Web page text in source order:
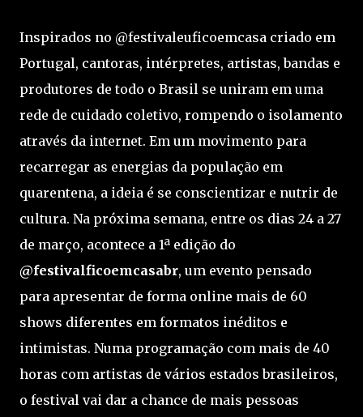
Inspirados no @festivaleuficoemcasa criado em
Portugal, cantoras, intérpretes, artistas, bandas e
produtores de todo o Brasil se uniram em uma
rede de cuidado coletivo, rompendo o isolamento
através da internet. Em um movimento para
recarregar as energias da população em
quarentena, a ideia é se conscientizar e nutrir de
cultura. Na próxima semana, entre os dias 24 a 27
de março, acontece a 1ª edição do
@festivalficoemcasabr, um evento pensado
para apresentar de forma online mais de 60
shows diferentes em formatos inéditos e
intimistas. Numa programação com mais de 40
horas com artistas de vários estados brasileiros,
o festival vai dar a chance de mais pessoas